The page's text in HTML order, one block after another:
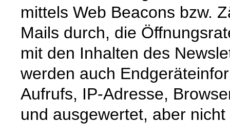
mittels Web Beacons bzw.
Mails durch, die
mit den Inhalten des
werden auch
Aufrufs, IP-Adresse,
und ausgewertet, aber